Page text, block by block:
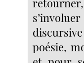
poésie,